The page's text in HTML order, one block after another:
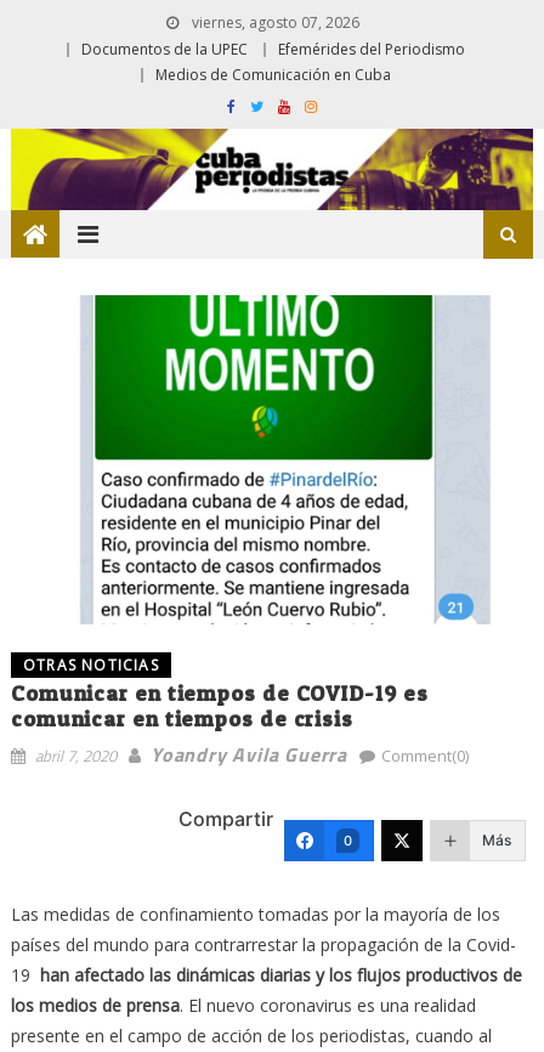
viernes, agosto 07, 2026
Documentos de la UPEC
Efemérides del Periodismo
Medios de Comunicación en Cuba
OTRAS NOTICIAS
Comunicar en tiempos de COVID-19 es
comunicar en tiempos de crisis
abril 7, 2020 Yoandry Avila Guerra Comment(0)
Compartir
0 Más
Las medidas de confinamiento tomadas por la mayoría de los
países del mundo para contrarrestar la propagación de la Covid-
19 han afectado las dinámicas diarias y los flujos productivos de
los medios de prensa. El nuevo coronavirus es una realidad
presente en el campo de acción de los periodistas, cuando al